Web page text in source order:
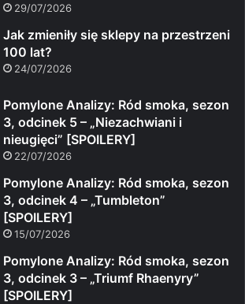
29/07/2026
Jak zmieniły się sklepy na przestrzeni
100 lat?
24/07/2026
Pomylone Analizy: Ród smoka, sezon
3, odcinek 5 – „Niezachwiani i
nieugięci” [SPOILERY]
22/07/2026
Pomylone Analizy: Ród smoka, sezon
3, odcinek 4 – „Tumbleton”
[SPOILERY]
15/07/2026
Pomylone Analizy: Ród smoka, sezon
3, odcinek 3 – „Triumf Rhaenyry”
[SPOILERY]